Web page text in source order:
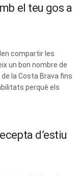
el teu gos a
compartir les
un bon nombre de
la Costa Brava fins
perquè els
d’estiu